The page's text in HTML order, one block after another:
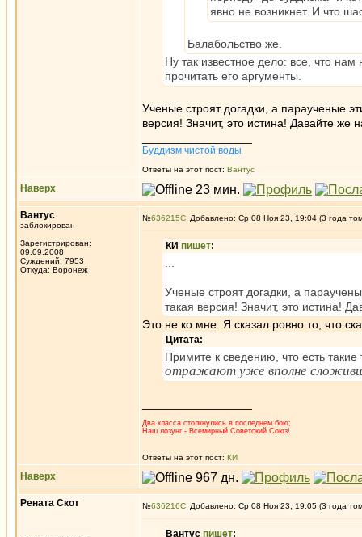
явно не возникнет. И что
Балабольство же.
Ну так известное дело: все, что
прочитать его аргументы.
Ученые строят догадки, а параученые
версия! Значит, это истина! Давайте же
Буддизм чистой воды
Ответы на этот пост: Вантус
Наверх
Вантус
заблокирован
Зарегистрирован:
09.09.2008
Суждений: 7953
Откуда: Воронеж
№636215 Добавлено: Ср 08 Ноя 23, 19:04 (3 года
КИ пишет:
Ученые строят догадки, а
такая версия! Значит, это истина!
Это не ко мне. Я сказал ровно то, что
Цитата:
Примите к сведению, что есть
отражают уже вполне
Два класса столкнулись в последнем бою;
Наш лозунг - Всемирный Советский Союз!
Ответы на этот пост: КИ
Наверх
Рената Скот №636216 Добавлено: Ср 08 Ноя 23, 19:05 (3 года
Вантус пишет: